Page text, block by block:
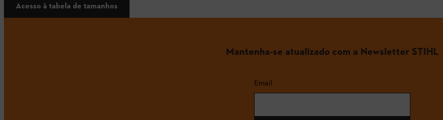
Acesso à tabela de tamanhos
Mantenha-se atualizado com a Newsletter STIHL
Email